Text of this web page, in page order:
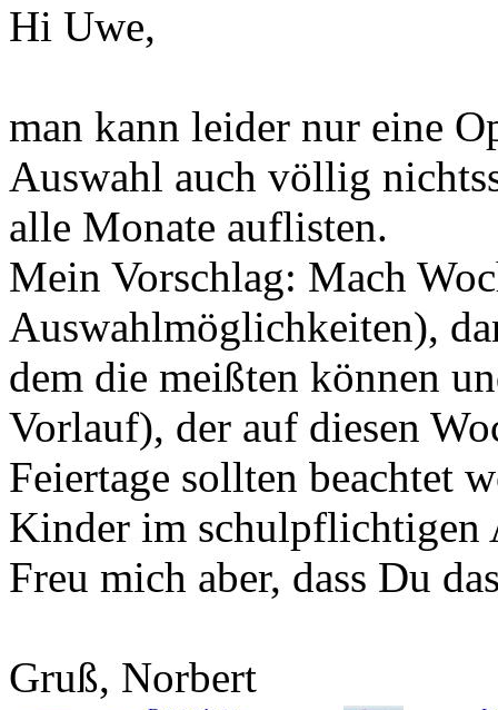
Hi Uwe,
man kann leider nur eine
Auswahl auch völlig
alle Monate auflisten.
Mein Vorschlag: Mach
Auswahlmöglichkeiten),
dem die meißten können
Vorlauf), der auf diesen
Feiertage sollten beachtet
Kinder im schulpflichtigen
Freu mich aber, dass Du
Gruß, Norbert